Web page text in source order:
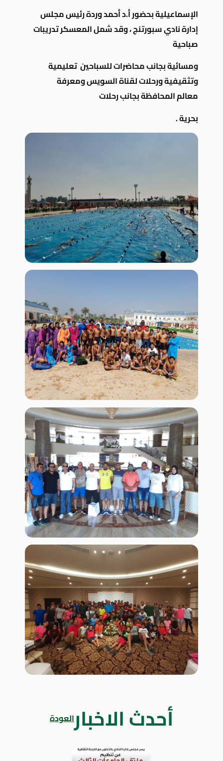
الإسماعيلية بحضور أ.د أحمد وردة رئيس مجلس
إدارة نادي سبورتنج ، وقد شمل المعسكر تدريبات
صباحية
ومسائية بجانب محاضرات للسباحين تعليمية
وتثقيفية ورحلات لقناة السويس ومعرفة
معالم المحافظة بجانب رحلات
بحرية .
أحدث الاخبارالعودة